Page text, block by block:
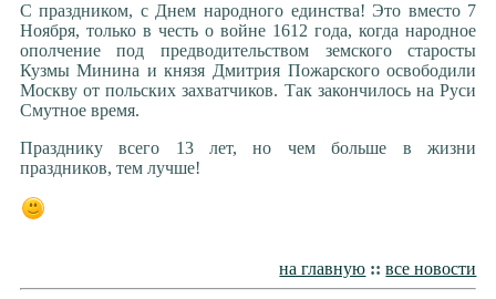
С праздником, с Днем народного единства! Это вместо 7
Ноября, только в честь о войне 1612 года, когда народное
ополчение под предводительством земского старосты
Кузмы Минина и князя Дмитрия Пожарского освободили
Москву от польских захватчиков. Так закончилось на Руси
Смутное время.
Празднику всего 13 лет, но чем больше в жизни
праздников, тем лучше!
на главную :: все новости